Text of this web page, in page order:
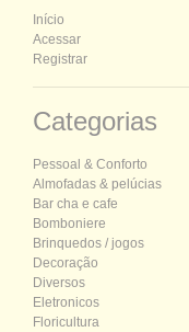
Início
Acessar
Registrar
Categorias
Pessoal & Conforto
Almofadas & pelúcias
Bar cha e cafe
Bomboniere
Brinquedos / jogos
Decoração
Diversos
Eletronicos
Floricultura